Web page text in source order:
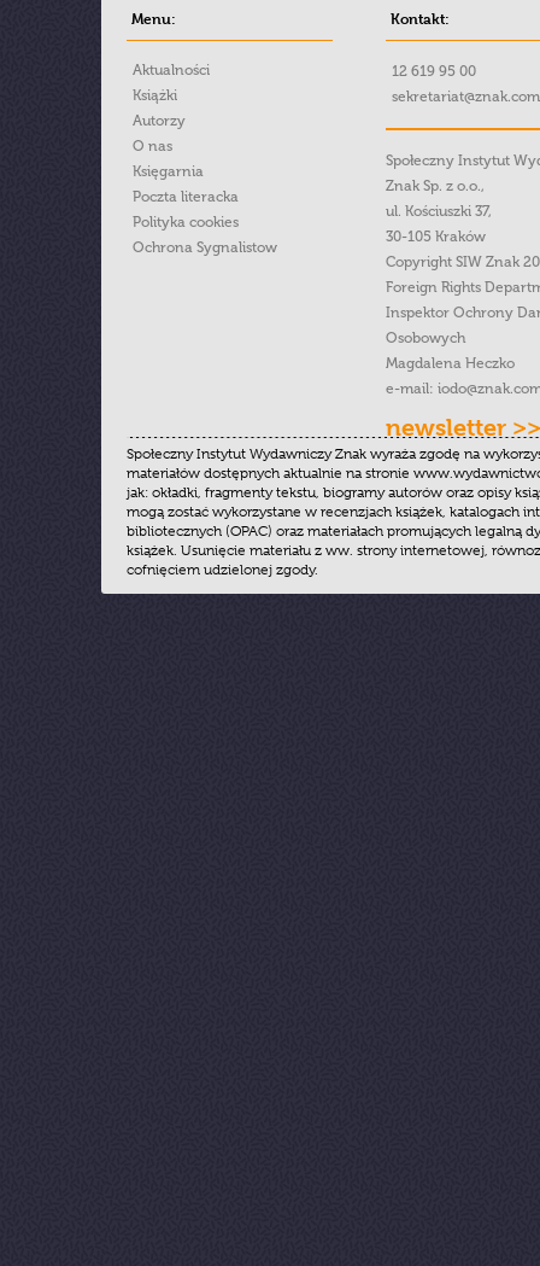
Menu:
Aktualności
Książki
Autorzy
O nas
Księgarnia
Poczta literacka
Polityka cookies
Ochrona Sygnalistow
Kontakt:
12 619 95 00
Społeczny Instytut
Znak Sp. z o.o.,
ul. Kościuszki 37,
30-105 Kraków
Copyright SIW Znak
Foreign Rights
Inspektor Ochrony
Osobowych
Magdalena Heczko
e-mail:
newsletter >>
Społeczny Instytut Wydawniczy Znak wyraża zgodę na
materiałów dostępnych aktualnie na stronie
jak: okładki, fragmenty tekstu, biogramy autorów oraz opisy
mogą zostać wykorzystane w recenzjach książek, katalogach
bibliotecznych (OPAC) oraz materiałach promujących legalną
książek. Usunięcie materiału z ww. strony internetowej,
cofnięciem udzielonej zgody.